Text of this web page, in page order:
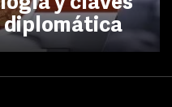
diplomática